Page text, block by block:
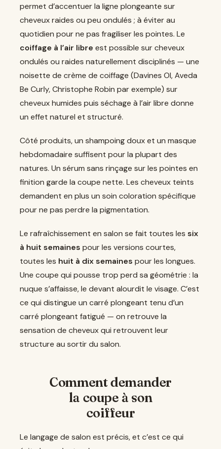
permet d’accentuer la ligne plongeante sur
cheveux raides ou peu ondulés ; à éviter au
quotidien pour ne pas fragiliser les pointes. Le
coiffage à l’air libre est possible sur cheveux
ondulés ou raides naturellement disciplinés — une
noisette de crème de coiffage (Davines OI, Aveda
Be Curly, Christophe Robin par exemple) sur
cheveux humides puis séchage à l’air libre donne
un effet naturel et structuré.
Côté produits, un shampoing doux et un masque
hebdomadaire suffisent pour la plupart des
natures. Un sérum sans rinçage sur les pointes en
finition garde la coupe nette. Les cheveux teints
demandent en plus un soin coloration spécifique
pour ne pas perdre la pigmentation.
Le rafraîchissement en salon se fait toutes les six
à huit semaines pour les versions courtes,
toutes les huit à dix semaines pour les longues.
Une coupe qui pousse trop perd sa géométrie : la
nuque s’affaisse, le devant alourdit le visage. C’est
ce qui distingue un carré plongeant tenu d’un
carré plongeant fatigué — on retrouve la
sensation de cheveux qui retrouvent leur
structure au sortir du salon.
Comment demander
la coupe à son
coiffeur
Le langage de salon est précis, et c’est ce qui